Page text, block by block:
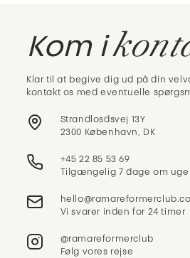
Kom i
Klar til at begive dig ud på din
kontakt os med eventuelle
Strandlosdsvej 13Y
2300 København, DK
+45 22 85 53 69
Tilgængelig 7 dage om
Vi svarer inden for 24 timer
@ramareformerclub
Følg vores rejse